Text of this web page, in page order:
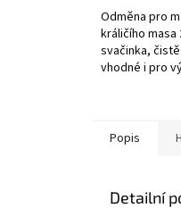
z
5
hvězdiček.
Odměna pro
králičího masa
svačinka,
vhodné i pro
Popis
Detailní